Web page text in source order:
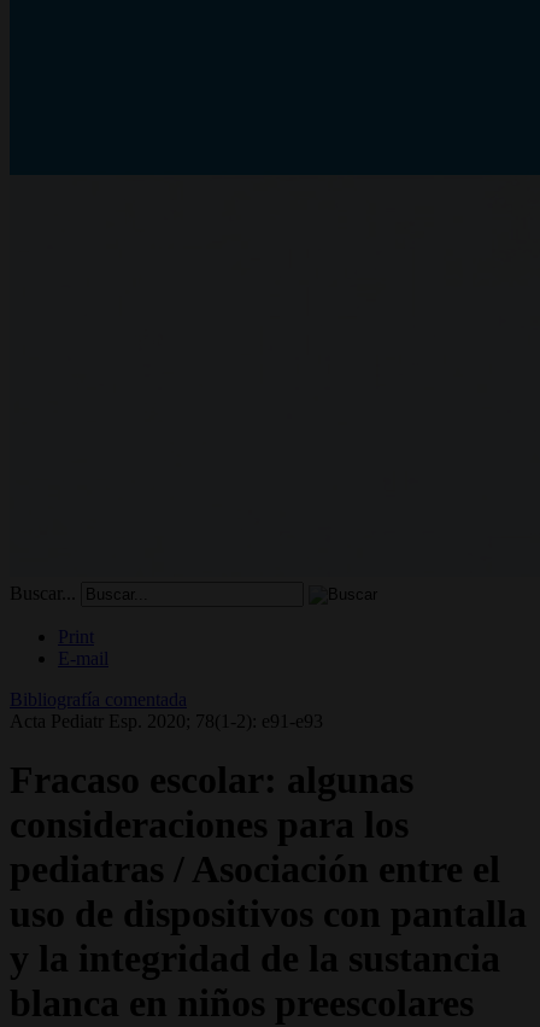
Buscar...
Print
E-mail
Bibliografía comentada
Acta Pediatr Esp. 2020; 78(1-2): e91-e93
Fracaso escolar: algunas
consideraciones para los
pediatras / Asociación entre el
uso de dispositivos con pantalla
y la integridad de la sustancia
blanca en niños preescolares